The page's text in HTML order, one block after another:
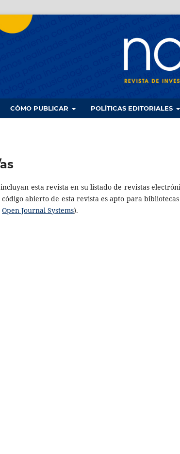
CÓMO PUBLICAR POLÍTICAS EDITORIALES
esta revista en su listado de revistas
abierto de esta revista es apto para
Open Journal Systems).